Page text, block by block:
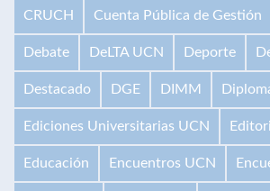
CRUCH Cuenta Pública de Gestión
Debate DeLTA UCN Deporte
Destacado DGE DIMM
Ediciones Universitarias UCN
Educación Encuentros UCN